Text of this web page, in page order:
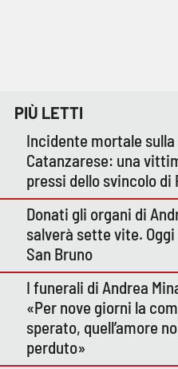
PIÙ LETTI
Incidente mortale sulla
Catanzarese: una
pressi dello svincolo di
Donati gli organi di
salverà sette vite.
San Bruno
I funerali di Andrea
«Per nove giorni la
sperato, quell’amore
perduto»